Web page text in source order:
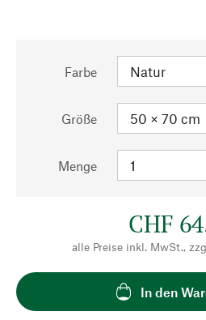
Farbe
Größe
Menge
CHF
alle Preise inkl. MwSt.,
In den